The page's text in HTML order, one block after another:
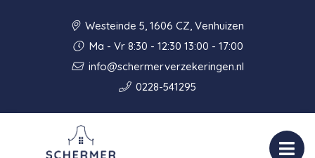
Westeinde 5, 1606 CZ, Venhuizen
Ma - Vr 8:30 - 12:30 13:00 - 17:00
info@schermerverzekeringen.nl
0228-541295